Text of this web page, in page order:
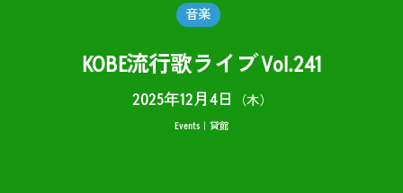
音楽
KOBE流行歌ライブ Vol.241
2025年12月4日 （木）
Events 貸館